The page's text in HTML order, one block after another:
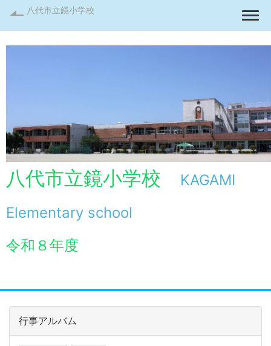
八代市立鏡小学校
八代市立鏡小学校
KAGAMI
Elementary school
令和８年度
行事アルバム